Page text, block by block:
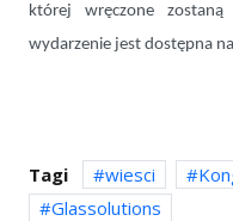
której wręczone
wydarzenie jest dostępna
Tagi wiesci
Glassolutions